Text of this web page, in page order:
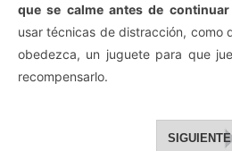
que se calme antes de
usar técnicas de distracción, como
obedezca, un juguete para que
recompensarlo.
SIGUIENTE